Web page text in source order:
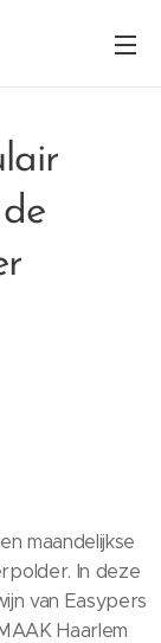
maandelijkse
In deze
van Easypers
Haarlem